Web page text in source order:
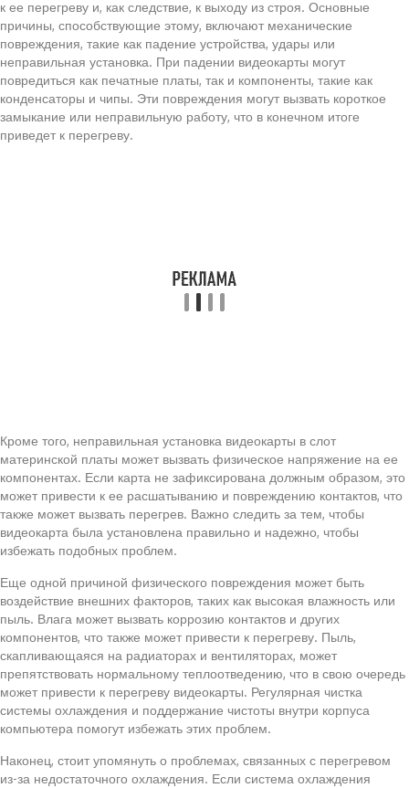
к ее перегреву и, как следствие, к выходу из строя. Основные
причины, способствующие этому, включают механические
повреждения, такие как падение устройства, удары или
неправильная установка. При падении видеокарты могут
повредиться как печатные платы, так и компоненты, такие как
конденсаторы и чипы. Эти повреждения могут вызвать короткое
замыкание или неправильную работу, что в конечном итоге
приведет к перегреву.
Кроме того, неправильная установка видеокарты в слот
материнской платы может вызвать физическое напряжение на ее
компонентах. Если карта не зафиксирована должным образом, это
может привести к ее расшатыванию и повреждению контактов, что
также может вызвать перегрев. Важно следить за тем, чтобы
видеокарта была установлена правильно и надежно, чтобы
избежать подобных проблем.
Еще одной причиной физического повреждения может быть
воздействие внешних факторов, таких как высокая влажность или
пыль. Влага может вызвать коррозию контактов и других
компонентов, что также может привести к перегреву. Пыль,
скапливающаяся на радиаторах и вентиляторах, может
препятствовать нормальному теплоотведению, что в свою очередь
может привести к перегреву видеокарты. Регулярная чистка
системы охлаждения и поддержание чистоты внутри корпуса
компьютера помогут избежать этих проблем.
Наконец, стоит упомянуть о проблемах, связанных с перегревом
из-за недостаточного охлаждения. Если система охлаждения